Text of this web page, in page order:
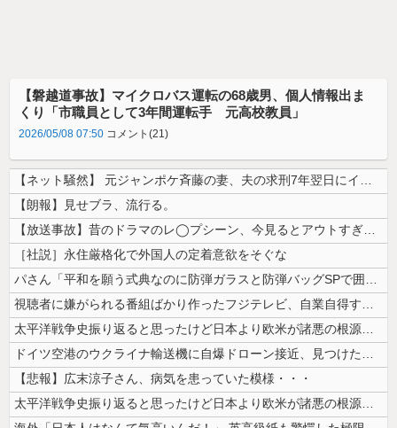
【磐越道事故】マイクロバス運転の68歳男、個人情報出ま
くり「市職員として3年間運転手 元高校教員」
2026/05/08 07:50 コメント(21)
【ネット騒然】 元ジャンポケ斉藤の妻、夫の求刑7年翌日にインスタ更新！...
【朗報】見せブラ、流行る。
【放送事故】昔のドラマのレ◯プシーン、今見るとアウトすぎる・・・
［社説］永住厳格化で外国人の定着意欲をそぐな
パさん「平和を願う式典なのに防弾ガラスと防弾バッグSPで囲まれた壇上で...
視聴者に嫌がられる番組ばかり作ったフジテレビ、自業自得すぎる立場に陥っ...
太平洋戦争史振り返ると思ったけど日本より欧米が諸悪の根源やん
ドイツ空港のウクライナ輸送機に自爆ドローン接近、見つけた空港職員が蹴り...
【悲報】広末涼子さん、病気を患っていた模様・・・
太平洋戦争史振り返ると思ったけど日本より欧米が諸悪の根源やん